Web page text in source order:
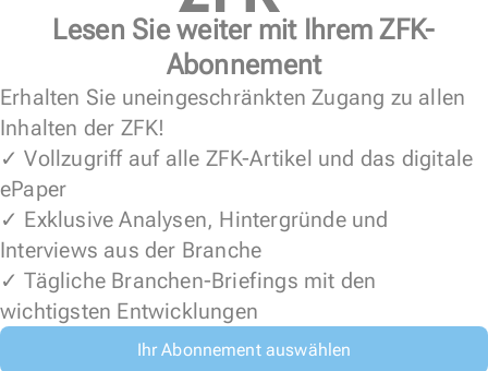
Lesen Sie weiter mit Ihrem ZFK-
Abonnement
Erhalten Sie uneingeschränkten Zugang zu allen
Inhalten der ZFK!
✓ Vollzugriff auf alle ZFK-Artikel und das digitale
ePaper
✓ Exklusive Analysen, Hintergründe und
Interviews aus der Branche
✓ Tägliche Branchen-Briefings mit den
wichtigsten Entwicklungen
Ihr Abonnement auswählen